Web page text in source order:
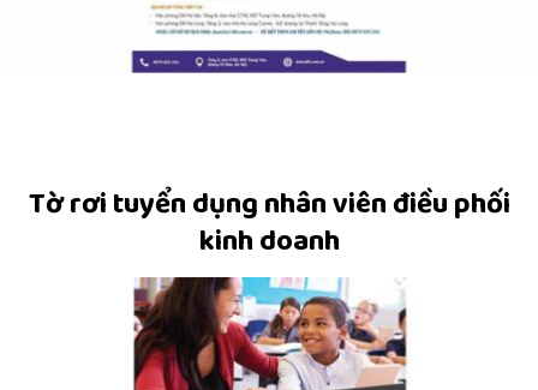
Tờ rơi tuyển dụng nhân viên điều phối
kinh doanh